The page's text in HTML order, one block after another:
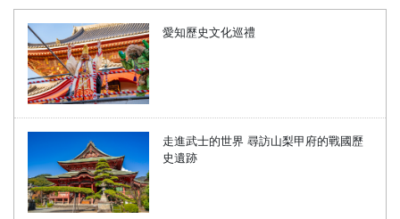
愛知歷史文化巡禮
走進武士的世界 尋訪山梨甲府的戰國歷
史遺跡